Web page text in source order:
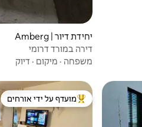
יחידת דיור | Amberg
דירה במורד דרומי
משפחה · מיקום · דיוק
מוביל בקרב נכסים
מועדף על ידי אורחים